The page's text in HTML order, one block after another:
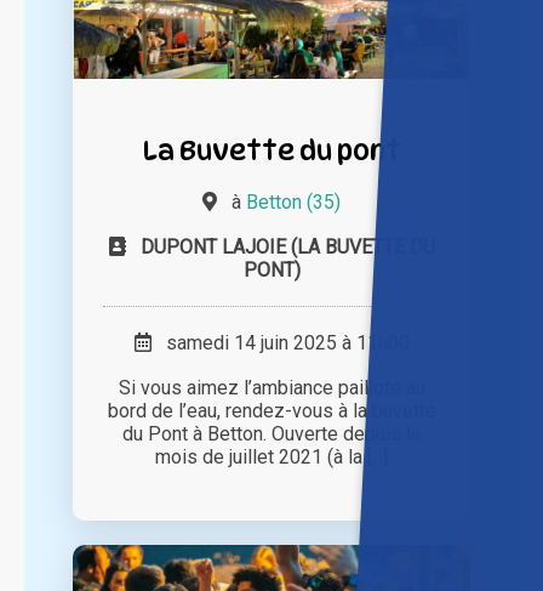
La Buvette du pont
à Betton (35)
DUPONT LAJOIE (LA BUVETTE DU
PONT)
samedi 14 juin 2025 à 11h00
Si vous aimez l’ambiance paillote au
bord de l’eau, rendez-vous à la buvette
du Pont à Betton. Ouverte depuis le
mois de juillet 2021 (à la [...]